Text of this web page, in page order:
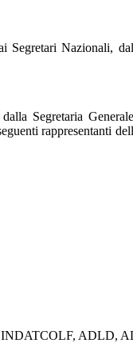
Nazionali, dal
Segretaria
rappresentanti
ADLD,